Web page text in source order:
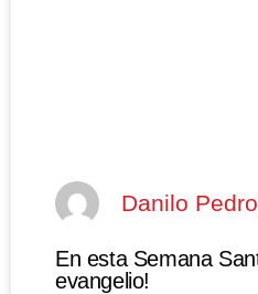
Danilo
En esta Semana
evangelio!